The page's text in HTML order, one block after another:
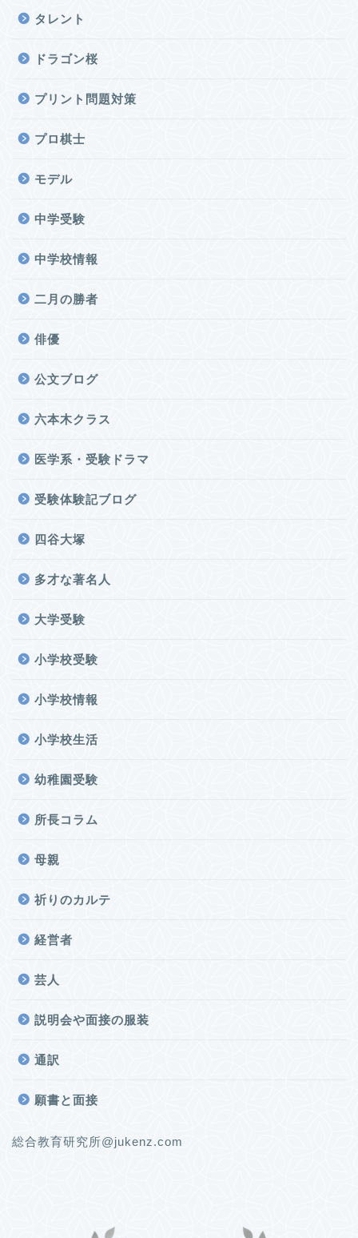
タレント
ドラゴン桜
プリント問題対策
プロ棋士
モデル
中学受験
中学校情報
二月の勝者
俳優
公文ブログ
六本木クラス
医学系・受験ドラマ
受験体験記ブログ
四谷大塚
多才な著名人
大学受験
小学校受験
小学校情報
小学校生活
幼稚園受験
所長コラム
母親
祈りのカルテ
経営者
芸人
説明会や面接の服装
通訳
願書と面接
総合教育研究所@jukenz.com